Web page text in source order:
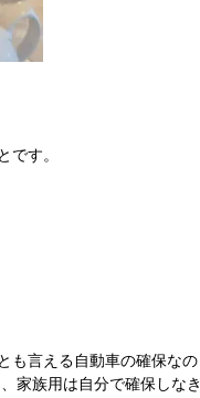
です。
も言える自動車の確保なの
家族用は自分で確保しなき